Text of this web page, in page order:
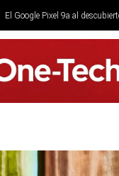
El Google Pixel 9a al